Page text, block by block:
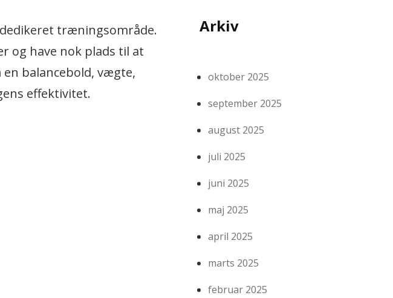
træningsområde.
og have nok plads til at
balancebold, vægte,
effektivitet.
Arkiv
oktober 2025
september 2025
august 2025
juli 2025
juni 2025
maj 2025
april 2025
marts 2025
februar 2025